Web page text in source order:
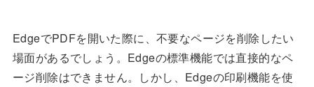
EdgeでPDFを開いた際に、不要なページを削除したい
場面があるでしょう。Edgeの標準機能では直接的なペ
ージ削除はできません。しかし、Edgeの印刷機能を使